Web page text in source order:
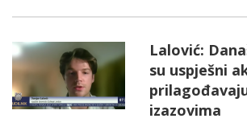
Lalović:
su uspješni
izazovima